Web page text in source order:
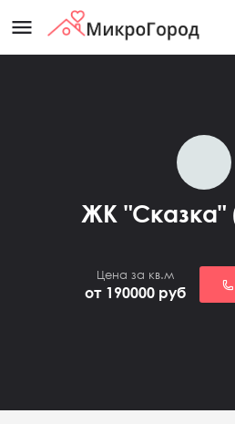
menu
ЖК "Сказка"
Цена за кв.м
от 190000 руб